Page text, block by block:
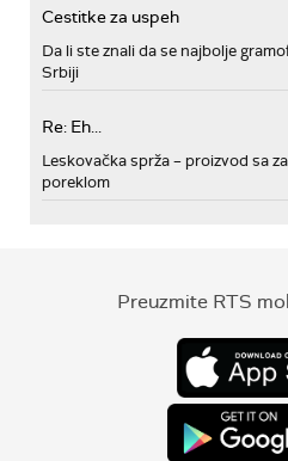
Cestitke za uspeh
Da li ste znali da se najbolje
Srbiji
Re: Eh...
Leskovačka sprža – proizvod sa
poreklom
Preuzmite RTS